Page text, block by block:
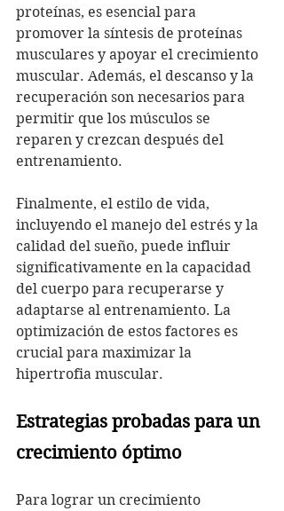
proteínas, es esencial para
promover la síntesis de proteínas
musculares y apoyar el crecimiento
muscular. Además, el descanso y la
recuperación son necesarios para
permitir que los músculos se
reparen y crezcan después del
entrenamiento.
Finalmente, el estilo de vida,
incluyendo el manejo del estrés y la
calidad del sueño, puede influir
significativamente en la capacidad
del cuerpo para recuperarse y
adaptarse al entrenamiento. La
optimización de estos factores es
crucial para maximizar la
hipertrofia muscular.
Estrategias probadas para un
crecimiento óptimo
Para lograr un crecimiento